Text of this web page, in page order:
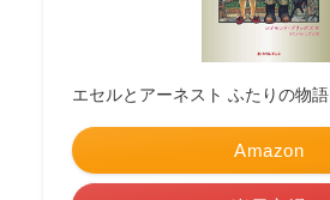
エセルとアーネスト ふたりの物語
Amazon